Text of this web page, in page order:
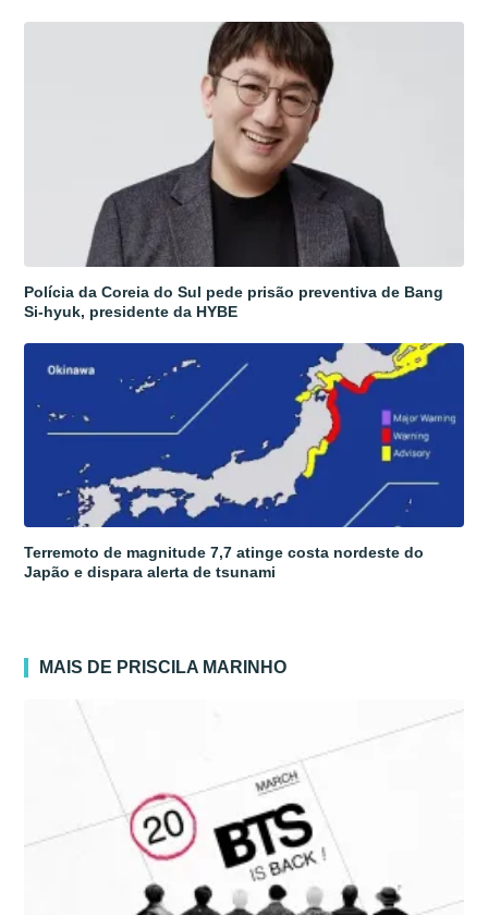
Polícia da Coreia do Sul pede prisão preventiva de Bang
Si-hyuk, presidente da HYBE
Terremoto de magnitude 7,7 atinge costa nordeste do
Japão e dispara alerta de tsunami
MAIS DE PRISCILA MARINHO